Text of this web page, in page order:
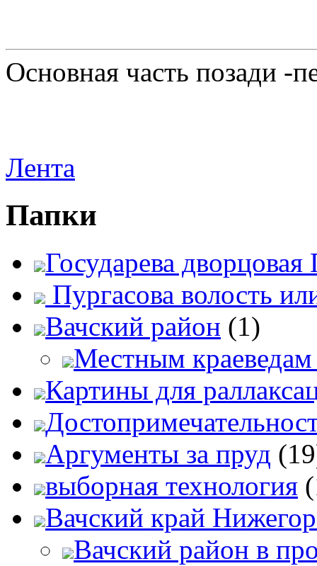
Основная часть позади -
Лента
Папки
Государева
Пургасова волость
Вачский район (1)
Местным
Картины для
Аргументы за пруд
выборная технология
Вачский край
Вачский район в